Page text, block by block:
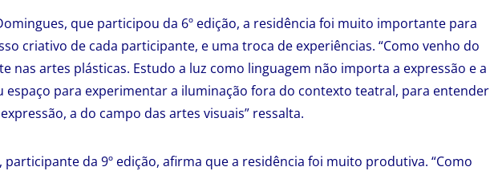
que participou da 6º edição, a residência foi muito importante para
criativo de cada participante, e uma troca de experiências. “Como venho do
nas artes plásticas. Estudo a luz como linguagem não importa a expressão e a
espaço para experimentar a iluminação fora do contexto teatral, para entender
a do campo das artes visuais” ressalta.
participante da 9º edição, afirma que a residência foi muito produtiva. “Como